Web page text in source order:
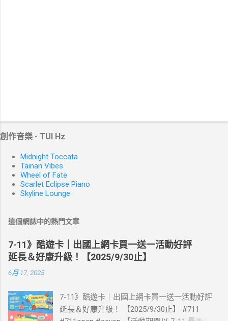
創作音樂 - TUI Hz
Midnight Toccata
Tainan Vibes
Wheel of Fate
Scarlet Eclipse Piano
Skyline Lounge
這個網誌中的熱門文章
7-11》酷遊卡｜出國上網卡買一送一活動好評
延長＆好康升級！【2025/9/30止】
6月 17, 2025
7-11》酷遊卡｜出國上網卡買一送一活動好評
延長＆好康升級！ 【2025/9/30止】 #711